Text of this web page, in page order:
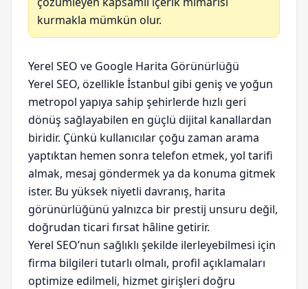
kurmakla mümkün olur.
Yerel SEO ve Google Harita Görünürlüğü
Yerel SEO, özellikle İstanbul gibi geniş ve yoğun
metropol yapıya sahip şehirlerde hızlı geri
dönüş sağlayabilen en güçlü dijital kanallardan
biridir. Çünkü kullanıcılar çoğu zaman arama
yaptıktan hemen sonra telefon etmek, yol tarifi
almak, mesaj göndermek ya da konuma gitmek
ister. Bu yüksek niyetli davranış, harita
görünürlüğünü yalnızca bir prestij unsuru değil,
doğrudan ticari fırsat hâline getirir.
Yerel SEO’nun sağlıklı şekilde ilerleyebilmesi için
firma bilgileri tutarlı olmalı, profil açıklamaları
optimize edilmeli, hizmet girişleri doğru